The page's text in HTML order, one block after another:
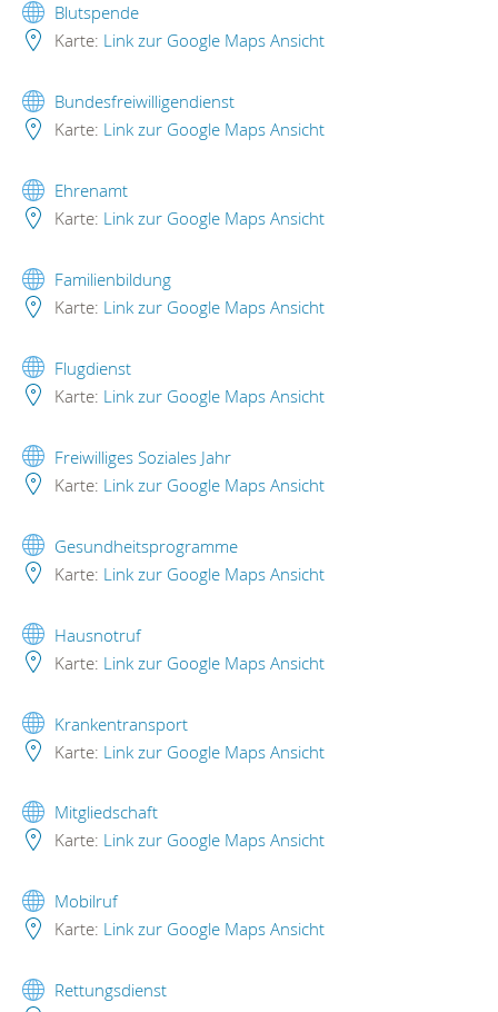
Blutspende
Karte: Link zur Google Maps Ansicht
Bundesfreiwilligendienst
Karte: Link zur Google Maps Ansicht
Ehrenamt
Karte: Link zur Google Maps Ansicht
Familienbildung
Karte: Link zur Google Maps Ansicht
Flugdienst
Karte: Link zur Google Maps Ansicht
Freiwilliges Soziales Jahr
Karte: Link zur Google Maps Ansicht
Gesundheitsprogramme
Karte: Link zur Google Maps Ansicht
Hausnotruf
Karte: Link zur Google Maps Ansicht
Krankentransport
Karte: Link zur Google Maps Ansicht
Mitgliedschaft
Karte: Link zur Google Maps Ansicht
Mobilruf
Karte: Link zur Google Maps Ansicht
Rettungsdienst